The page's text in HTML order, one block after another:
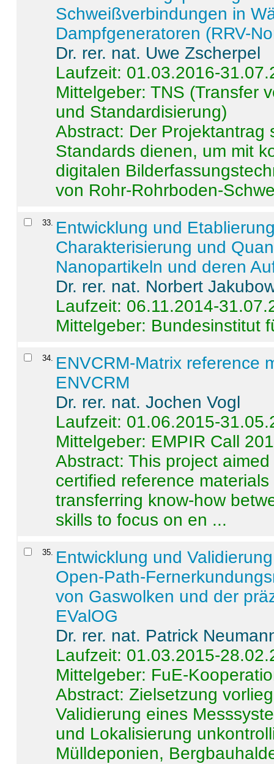
Schweißverbindungen in
Dampfgeneratoren (RRV-
Dr. rer. nat. Uwe Zscherpel
Laufzeit: 01.03.2016-
Mittelgeber: TNS (Transfer
und Standardisierung)
Abstract: Der Projektantrag
Standards dienen, um mit
digitalen
von Rohr-Rohrboden-
33. Entwicklung und
Charakterisierung und
Nanopartikeln und deren
Dr. rer. nat. Norbert
Laufzeit: 06.11.2014-
Mittelgeber: Bundesinstitut
34. ENVCRM-Matrix reference
ENVCRM
Dr. rer. nat. Jochen Vogl
Laufzeit: 01.06.2015-
Mittelgeber: EMPIR Call
Abstract:This project
certified reference
transferring know-how
skills to focus on en ...
35. Entwicklung und
Open-Path-
von Gaswolken und der
EValOG
Dr. rer. nat. Patrick
Laufzeit: 01.03.2015-
Mittelgeber: FuE-
Abstract:Zielsetzung
Validierung eines
und Lokalisierung
Mülldeponien,